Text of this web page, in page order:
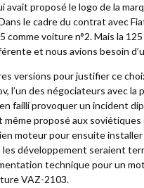
avait proposé le logo de la
le cadre du contrat avec
comme voiture n°2. Mais la
et nous avions besoin
versions pour justifier ce
l’un des négociateurs avec
failli provoquer un incident
proposé aux soviétiques
moteur pour ensuite
les développement seraient
technique pour un
VAZ-2103.